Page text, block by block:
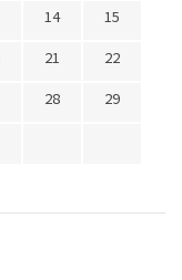
14
15
21
22
28
29